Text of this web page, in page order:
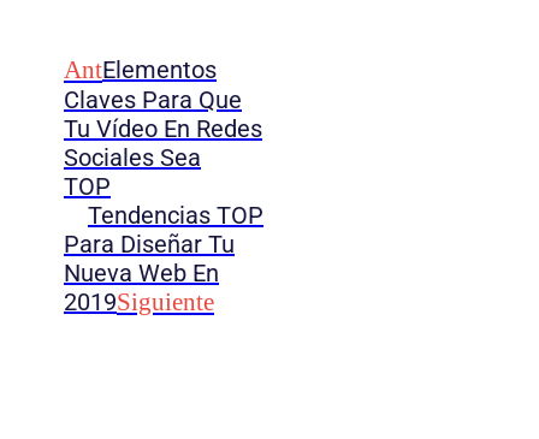
AntElementos
Claves Para Que
Tu Vídeo En Redes
Sociales Sea
TOP
Tendencias TOP
Para Diseñar Tu
Nueva Web En
2019Siguiente